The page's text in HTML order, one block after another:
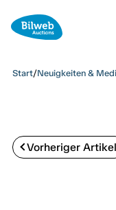
Start/Neuigkeiten &
Vorheriger Artikel